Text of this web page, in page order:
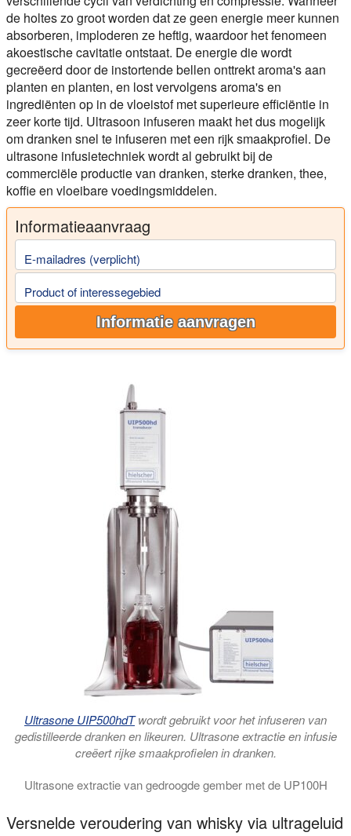
de holtes zo groot worden dat ze geen energie meer kunnen
absorberen, imploderen ze heftig, waardoor het fenomeen
akoestische cavitatie ontstaat. De energie die wordt
gecreëerd door de instortende bellen onttrekt aroma's aan
planten en planten, en lost vervolgens aroma's en
ingrediënten op in de vloeistof met superieure efficiëntie in
zeer korte tijd. Ultrasoon infuseren maakt het dus mogelijk
om dranken snel te infuseren met een rijk smaakprofiel. De
ultrasone infusietechniek wordt al gebruikt bij de
commerciële productie van dranken, sterke dranken, thee,
koffie en vloeibare voedingsmiddelen.
Informatieaanvraag
E-mailadres (verplicht)
Product of interessegebied
Informatie aanvragen
Ultrasone UIP500hdTwordt gebruikt voor het infuseren van
gedistilleerde dranken en likeuren. Ultrasone extractie en infusie
creëert rijke smaakprofielen in dranken.
Ultrasone extractie van gedroogde gember met de UP100H
Versnelde veroudering van whisky via ultrageluid